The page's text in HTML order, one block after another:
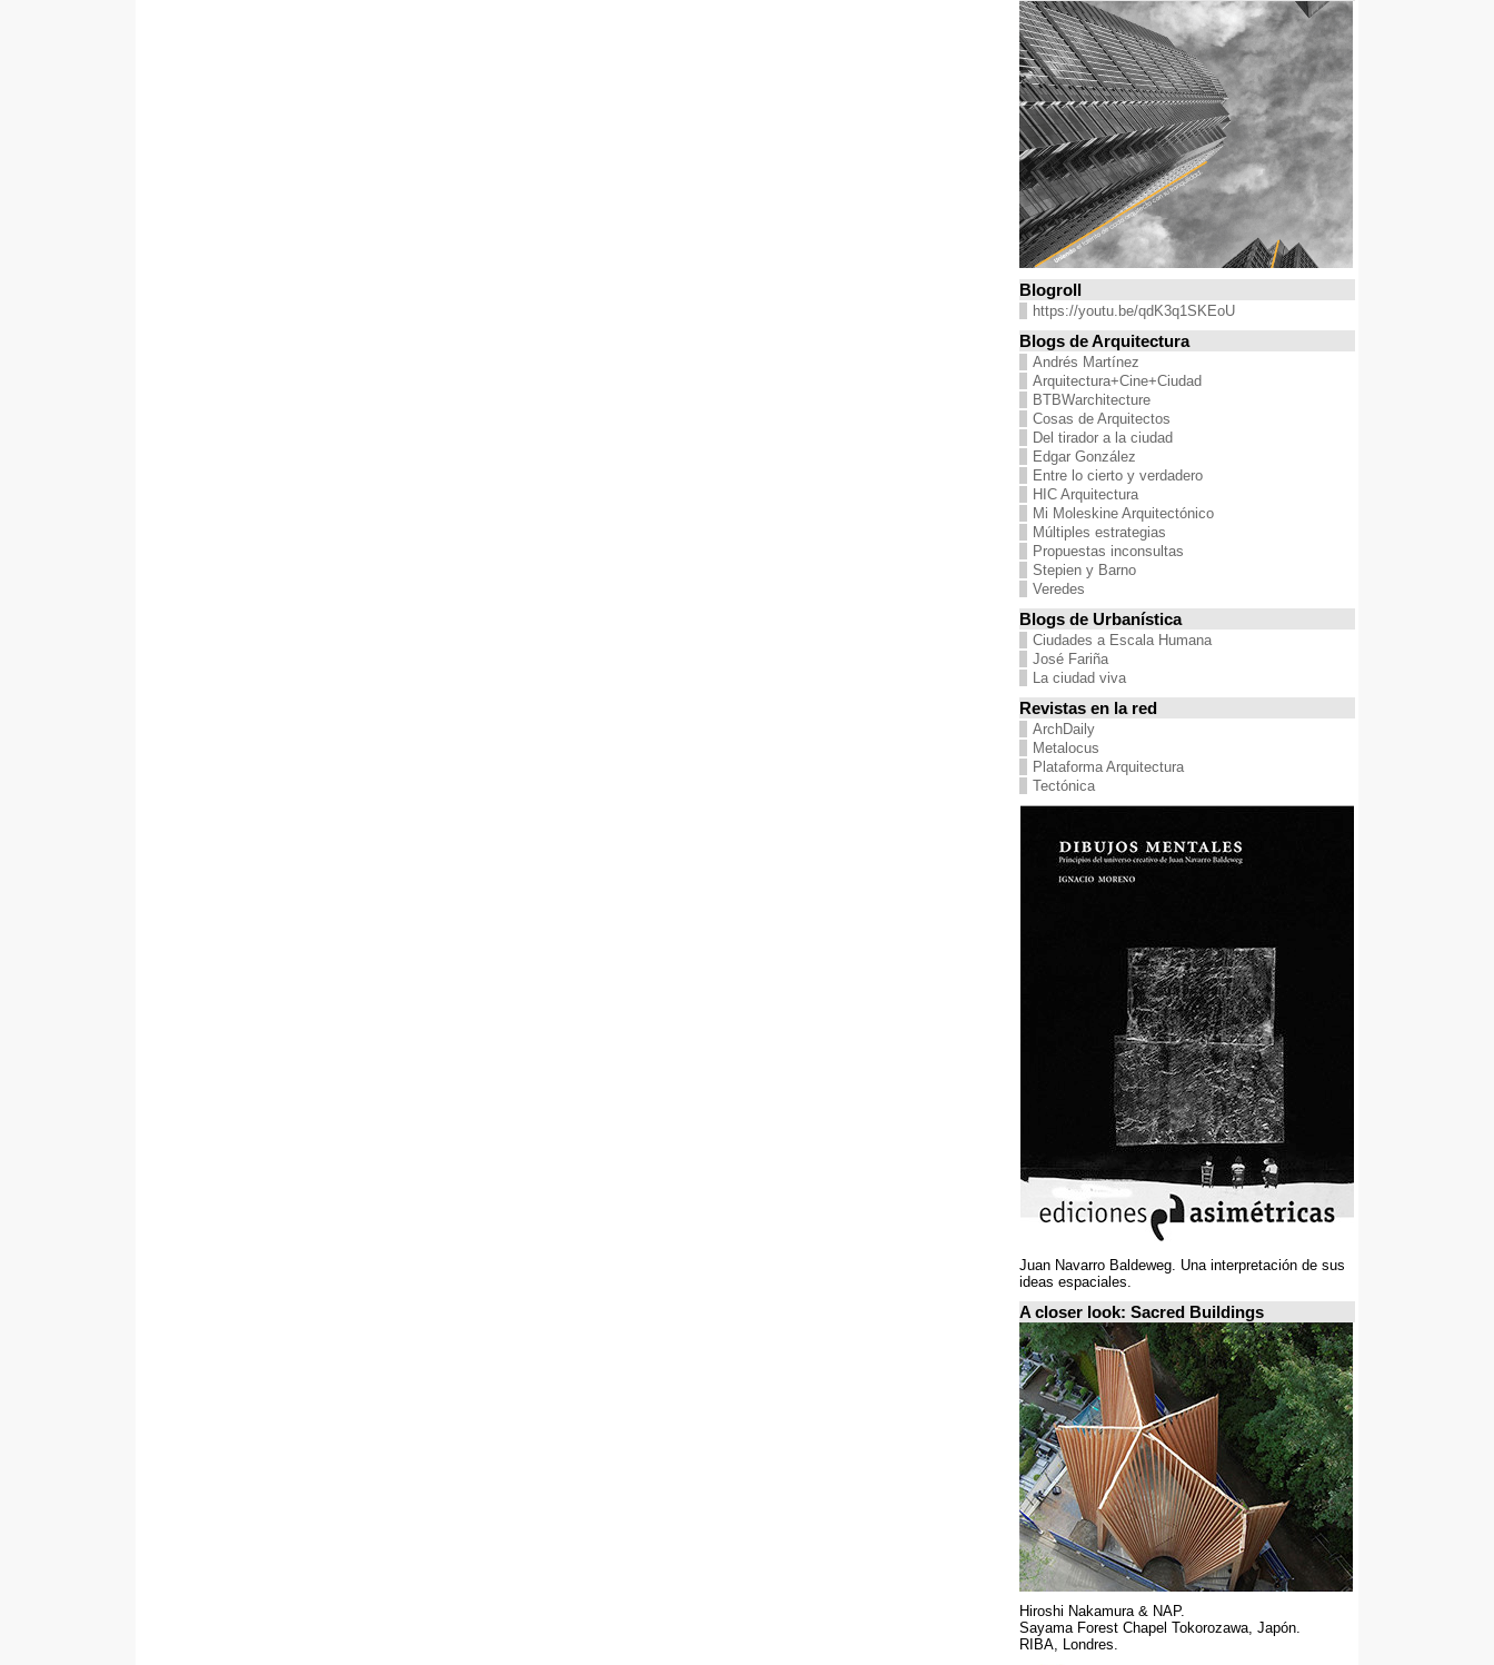
Blogroll
https://youtu.be/qdK3q1SKEoU
Blogs de Arquitectura
Andrés Martínez
Arquitectura+Cine+Ciudad
BTBWarchitecture
Cosas de Arquitectos
Del tirador a la ciudad
Edgar González
Entre lo cierto y verdadero
HIC Arquitectura
Mi Moleskine Arquitectónico
Múltiples estrategias
Propuestas inconsultas
Stepien y Barno
Veredes
Blogs de Urbanística
Ciudades a Escala Humana
José Fariña
La ciudad viva
Revistas en la red
ArchDaily
Metalocus
Plataforma Arquitectura
Tectónica
Juan Navarro Baldeweg. Una interpretación de sus
ideas espaciales.
A closer look: Sacred Buildings
Hiroshi Nakamura & NAP.
Sayama Forest Chapel Tokorozawa, Japón.
RIBA, Londres.